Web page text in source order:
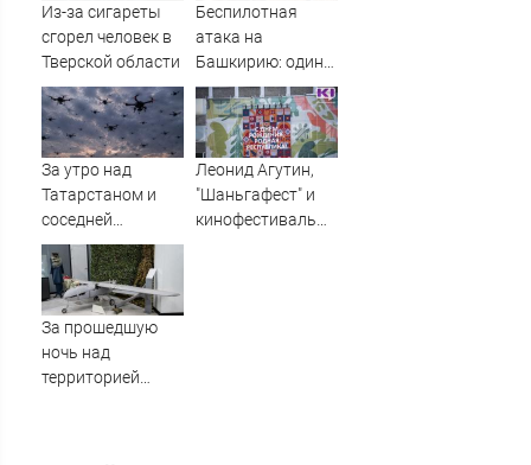
Из-за сигареты
сгорел человек в
Тверской области
Беспилотная
атака на
Башкирию: один
БПЛА в Уфе
врезался в кран и
упал на кровлю
За утро над
Татарстаном и
соседней
республикой
сбиты 12
вражеских БПЛА -
Минобороны
Леонид Агутин,
"Шаньгафест" и
кинофестиваль
За прошедшую
ночь над
территорией